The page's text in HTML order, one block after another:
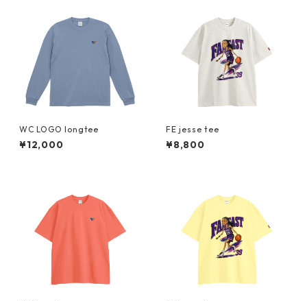
WC LOGO longtee
¥12,000
FE jesse tee
¥8,800